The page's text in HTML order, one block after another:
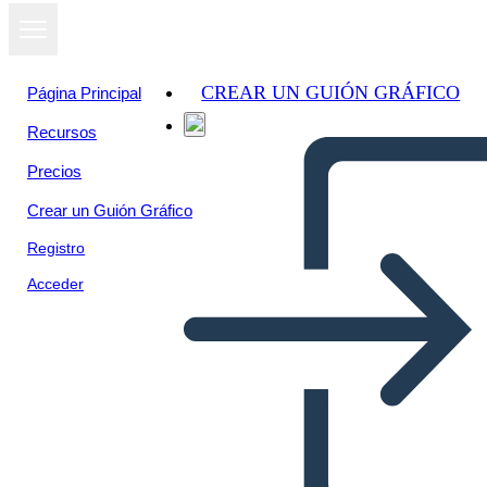
Página Principal
Recursos
Precios
Crear un Guión Gráfico
Registro
Acceder
CREAR UN GUIÓN GRÁFICO